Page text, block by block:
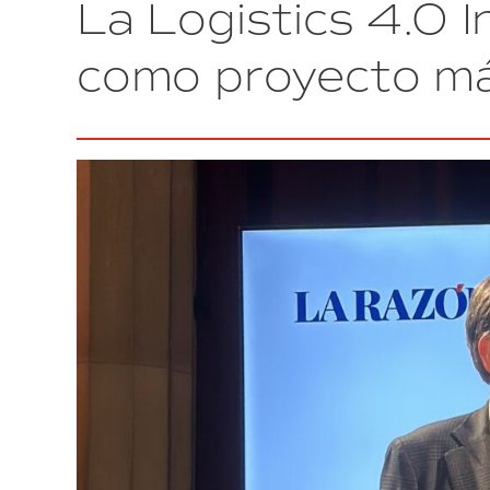
La Logistics 4.0
como proyecto
Incubadora
Logística
del
CZFB
13,6
millones